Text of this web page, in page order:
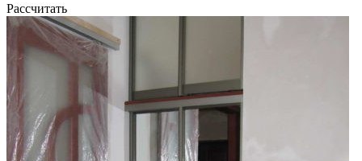
Рассчитать